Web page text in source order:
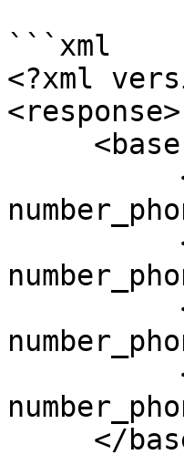
```xml
<?xml
<response>